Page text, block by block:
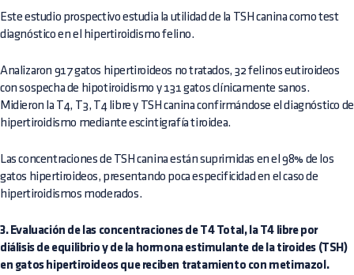
Este estudio prospectivo estudia la utilidad de la TSH canina como test
diagnóstico en el hipertiroidismo felino.
Analizaron 917 gatos hipertiroideos no tratados, 32 felinos eutiroideos
con sospecha de hipotiroidismo y 131 gatos clínicamente sanos.
Midieron la T4, T3, T4 libre y TSH canina confirmándose el diagnóstico de
hipertiroidismo mediante escintigrafía tiroidea.
Las concentraciones de TSH canina están suprimidas en el 98% de los
gatos hipertiroideos, presentando poca especificidad en el caso de
hipertiroidismos moderados.
3. Evaluación de las concentraciones de T4 Total, la T4 libre por
diálisis de equilibrio y de la hormona estimulante de la tiroides (TSH)
en gatos hipertiroideos que reciben tratamiento con metimazol.